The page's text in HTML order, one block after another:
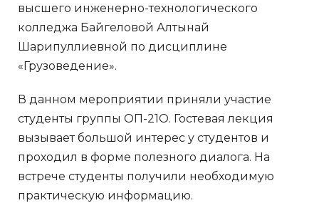
высшего инженерно-технологического
колледжа Байгеловой Алтынай
Шарипуллиевной по дисциплине
«Грузоведение».
В данном мероприятии приняли участие
студенты группы ОП-21О. Гостевая лекция
вызывает большой интерес у студентов и
проходил в форме полезного диалога. На
встрече студенты получили необходимую
практическую информацию.